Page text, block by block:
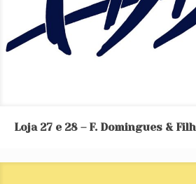
Loja 27 e 28 – F. Domingues
Loja 27 e 28 – F. Domingues &